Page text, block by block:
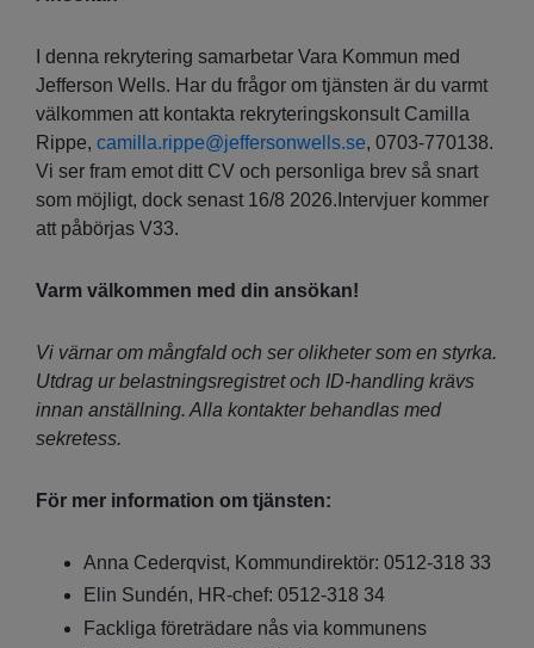
I denna rekrytering samarbetar Vara Kommun med
Jefferson Wells. Har du frågor om tjänsten är du varmt
välkommen att kontakta rekryteringskonsult Camilla
Rippe, camilla.rippe@jeffersonwells.se, 0703-770138.
Vi ser fram emot ditt CV och personliga brev så snart
som möjligt, dock senast 16/8 2026.Intervjuer kommer
att påbörjas V33.
Varm välkommen med din ansökan!
Vi värnar om mångfald och ser olikheter som en styrka.
Utdrag ur belastningsregistret och ID-handling krävs
innan anställning. Alla kontakter behandlas med
sekretess.
För mer information om tjänsten:
Anna Cederqvist, Kommundirektör: 0512-318 33
Elin Sundén, HR-chef: 0512-318 34
Fackliga företrädare nås via kommunens